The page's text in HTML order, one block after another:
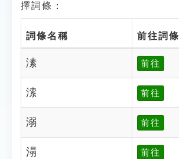
擇詞條：
詞條名稱 前往詞條
溸 前往
溹 前往
溺 前往
溻 前往